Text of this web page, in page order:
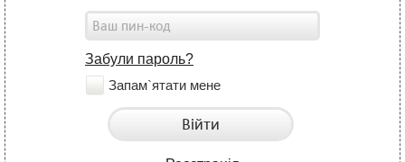
Забули пароль?
Запам`ятати мене
Війти